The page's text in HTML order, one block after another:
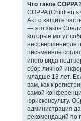
Что такое
COPPA
Акт о защите
— это закон
которые могут
письменное
иного вида
сбор личной
младше 13 лет.
вам, как к
самой
юрисконсульту.
администрация
рекомендаций по